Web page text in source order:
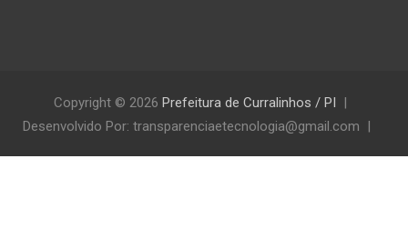
Copyright © 2026 Prefeitura de Curralinhos / PI
Desenvolvido Por: transparenciaetecnologia@gmail.com